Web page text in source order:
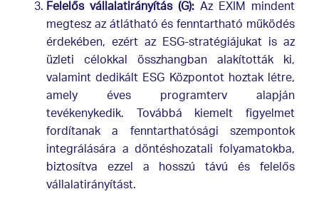
Felelős vállalatirányítás (G):Az EXIM mindent
megtesz az átlátható és fenntartható működés
érdekében, ezért az ESG-stratégiájukat is az
üzleti célokkal összhangban alakították ki,
valamint dedikált ESG Központot hoztak létre,
amely éves programterv alapján
tevékenykedik. Továbbá kiemelt figyelmet
fordítanak a fenntarthatósági szempontok
integrálására a döntéshozatali folyamatokba,
biztosítva ezzel a hosszú távú és felelős
vállalatirányítást.